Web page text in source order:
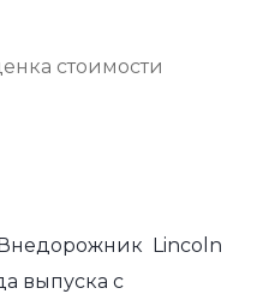
стоимости
Внедорожник Lincoln
выпуска с